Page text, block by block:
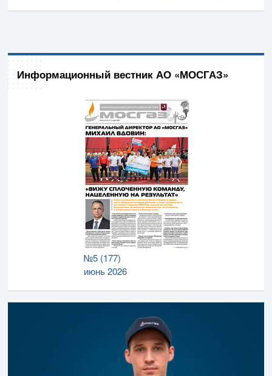
Информационный вестник АО «МОСГАЗ»
№5 (177)
июнь 2026